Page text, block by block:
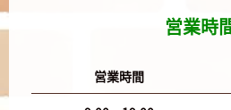
営業時
営業時間